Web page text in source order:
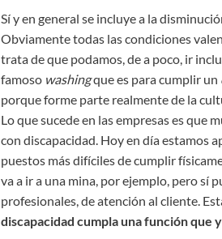
Sí y en general se incluye a la
Obviamente todas las condiciones
trata de que podamos, de a poco, ir
famoso washingque es para cumplir un
porque forme parte realmente de la
Lo que sucede en las empresas es que
con discapacidad. Hoy en día estamos
puestos más difíciles de cumplir
va a ir a una mina, por ejemplo, pero sí
profesionales, de atención al cliente.
discapacidad cumpla una función que